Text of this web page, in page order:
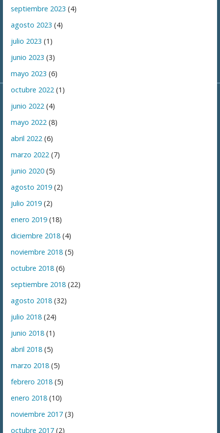
septiembre 2023 (4)
agosto 2023 (4)
julio 2023 (1)
junio 2023 (3)
mayo 2023 (6)
octubre 2022 (1)
junio 2022 (4)
mayo 2022 (8)
abril 2022 (6)
marzo 2022 (7)
junio 2020 (5)
agosto 2019 (2)
julio 2019 (2)
enero 2019 (18)
diciembre 2018 (4)
noviembre 2018 (5)
octubre 2018 (6)
septiembre 2018 (22)
agosto 2018 (32)
julio 2018 (24)
junio 2018 (1)
abril 2018 (5)
marzo 2018 (5)
febrero 2018 (5)
enero 2018 (10)
noviembre 2017 (3)
octubre 2017 (2)